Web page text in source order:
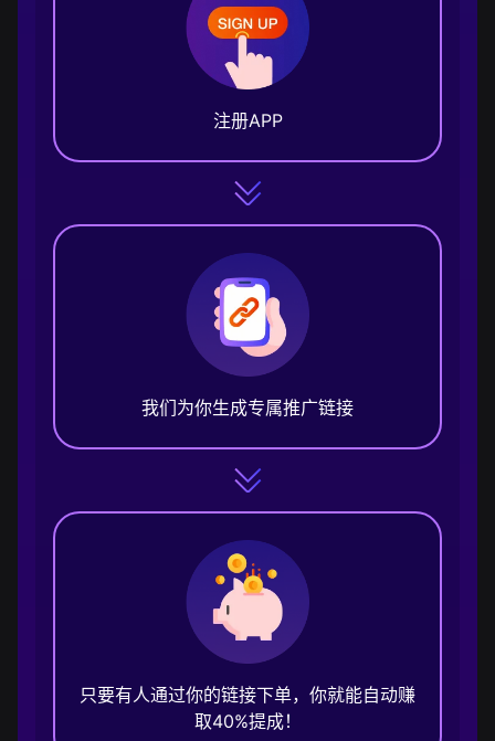
注册APP
我们为你生成专属推广链接
只要有人通过你的链接下单，你就能自动赚
取40%提成！